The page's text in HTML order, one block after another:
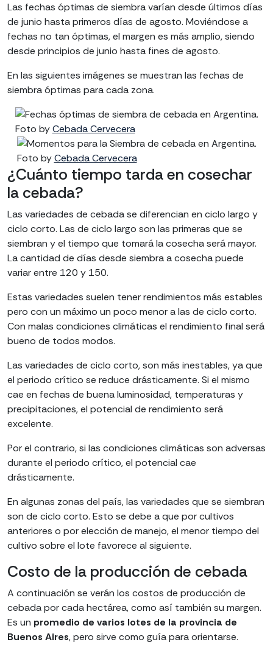
Las fechas óptimas de siembra varían desde últimos días
de junio hasta primeros días de agosto. Moviéndose a
fechas no tan óptimas, el margen es más amplio, siendo
desde principios de junio hasta fines de agosto.
En las siguientes imágenes se muestran las fechas de
siembra óptimas para cada zona.
Foto byCebada Cervecera
Foto byCebada Cervecera
¿Cuánto tiempo tarda en cosechar
la cebada?
Las variedades de cebada se diferencian en ciclo largo y
ciclo corto. Las de ciclo largo son las primeras que se
siembran y el tiempo que tomará la cosecha será mayor.
La cantidad de días desde siembra a cosecha puede
variar entre 120 y 150.
Estas variedades suelen tener rendimientos más estables
pero con un máximo un poco menor a las de ciclo corto.
Con malas condiciones climáticas el rendimiento final será
bueno de todos modos.
Las variedades de ciclo corto, son más inestables, ya que
el periodo crítico se reduce drásticamente. Si el mismo
cae en fechas de buena luminosidad, temperaturas y
precipitaciones, el potencial de rendimiento será
excelente.
Por el contrario, si las condiciones climáticas son adversas
durante el periodo crítico, el potencial cae
drásticamente.
En algunas zonas del país, las variedades que se siembran
son de ciclo corto. Esto se debe a que por cultivos
anteriores o por elección de manejo, el menor tiempo del
cultivo sobre el lote favorece al siguiente.
Costo de la producción de cebada
A continuación se verán los costos de producción de
cebada por cada hectárea, como así también su margen.
Es un promedio de varios lotes de la provincia de
Buenos Aires, pero sirve como guía para orientarse.